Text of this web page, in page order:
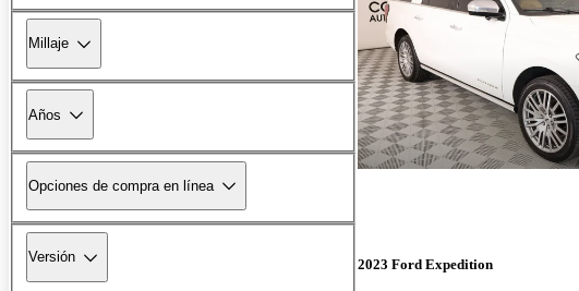
Millaje
Años
Opciones de compra en línea
Versión 2023 Ford Expedition